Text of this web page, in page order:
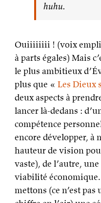
huhu.
Ouiiiiiiii ! (voix
à parts égales) Mais
le plus ambitieux
plus que « Les Dieux
deux aspects à
lancer là-dedans :
compétence
encore développer, à
hauteur de vision
vaste), de l’autre,
viabilité économique.
mettons (ce n’est pas